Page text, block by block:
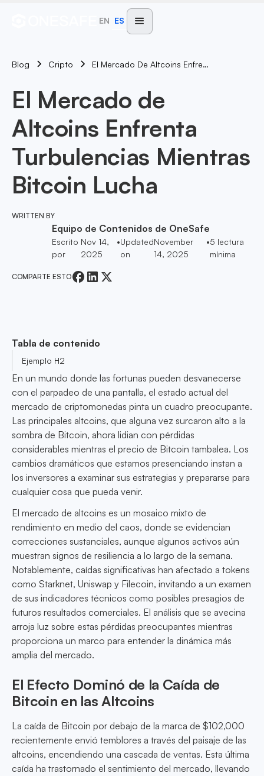
EN ES
Blog Cripto El Mercado De Altcoins Enfrenta Turbulencias Mientras Bitcoin Lucha
El Mercado de
Altcoins Enfrenta
Turbulencias Mientras
Bitcoin Lucha
WRITTEN BY
Equipo de Contenidos de OneSafe
Escrito
por
Nov 14,
2025
•Updated
on
November
14, 2025
•5 lectura
mínima
COMPARTE ESTO
Tabla de contenido
Ejemplo H2
En un mundo donde las fortunas pueden desvanecerse
con el parpadeo de una pantalla, el estado actual del
mercado de criptomonedas pinta un cuadro preocupante.
Las principales altcoins, que alguna vez surcaron alto a la
sombra de Bitcoin, ahora lidian con pérdidas
considerables mientras el precio de Bitcoin tambalea. Los
cambios dramáticos que estamos presenciando instan a
los inversores a examinar sus estrategias y prepararse para
cualquier cosa que pueda venir.
El mercado de altcoins es un mosaico mixto de
rendimiento en medio del caos, donde se evidencian
correcciones sustanciales, aunque algunos activos aún
muestran signos de resiliencia a lo largo de la semana.
Notablemente, caídas significativas han afectado a tokens
como Starknet, Uniswap y Filecoin, invitando a un examen
de sus indicadores técnicos como posibles presagios de
futuros resultados comerciales. El análisis que se avecina
arroja luz sobre estas pérdidas preocupantes mientras
proporciona un marco para entender la dinámica más
amplia del mercado.
El Efecto Dominó de la Caída de
Bitcoin en las Altcoins
La caída de Bitcoin por debajo de la marca de $102,000
recientemente envió temblores a través del paisaje de las
altcoins, encendiendo una cascada de ventas. Esta última
caída ha trastornado el sentimiento del mercado, llevando